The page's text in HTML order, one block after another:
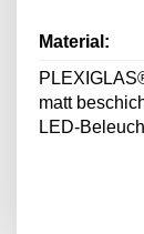
Material:
matt
LED-